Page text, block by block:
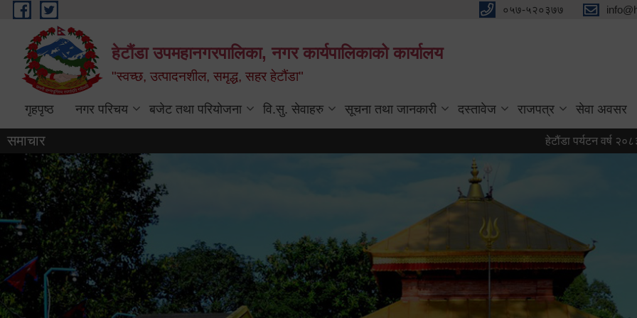
Skip to main content ०५७-५२०३७७
हेटौंडा उपमहानगरपालिका, नगर कार्यपालिकाको कार्यालय
"स्वच्छ, उत्पादनशील, समृद्ध, सहर हेटौंडा"
गृहपृष्ठ नगर परिचय बजेट तथा परियोजना वि.सु. सेवाहरु सूचना तथा जानकारी दस्तावेज राजपत्र सेवा अवसर
समाचार हेटौंडा पर्यटन वर्ष २०८३ को